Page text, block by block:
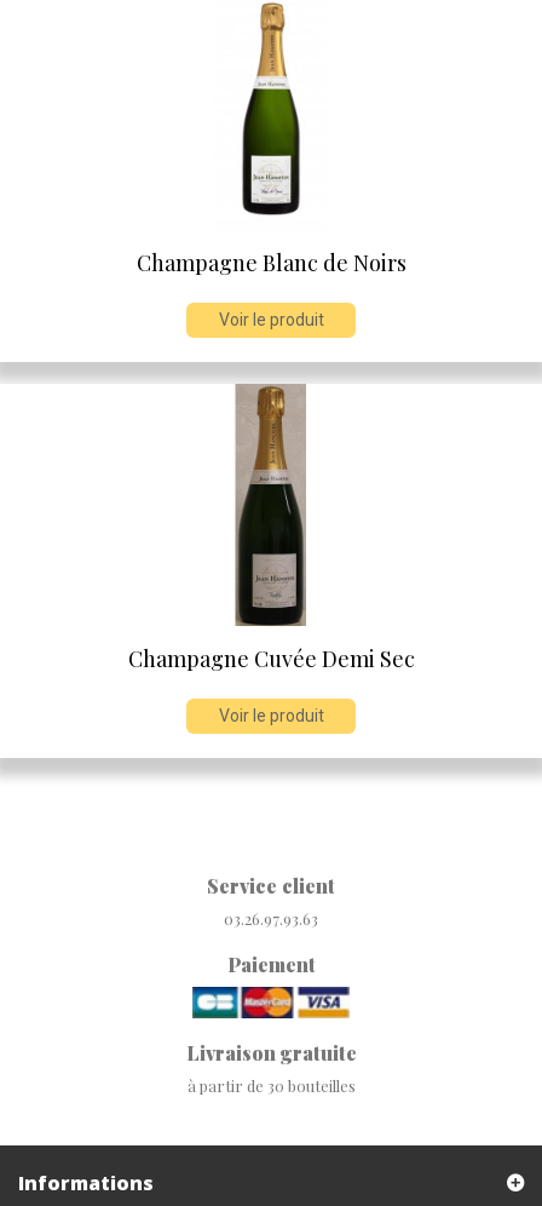
Champagne Blanc de Noirs
Voir le produit
Champagne Cuvée Demi Sec
Voir le produit
Service client
03.26.97.93.63
Paiement
Livraison gratuite
à partir de 30 bouteilles
Informations